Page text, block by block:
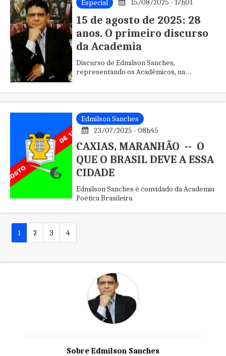
Especial 15/08/2025 - 17h01
15 de agosto de 2025: 28
anos. O primeiro discurso
da Academia
Discurso de Edmilson Sanches,
representando os Acadêmicos, na
em 1º de agosto de 1998.
Edmilson Sanches
23/07/2025 - 08h45
CAXIAS, MARANHÃO -- O
QUE O BRASIL DEVE A ESSA
CIDADE
Edmilson Sanches é convidado da Academia
Poética Brasileira.
1 2 3 4
Sobre Edmilson Sanches